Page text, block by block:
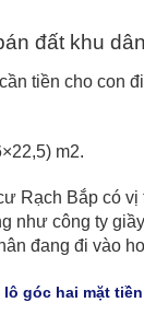
đất khu
tiền cho con
m2.
Rạch Bắp có
như công ty
đang đi vào
lô góc hai mặt